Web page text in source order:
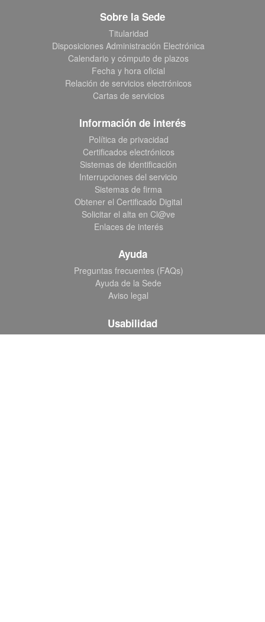
Sobre la Sede
Titularidad
Disposiciones Administración Electrónica
Calendario y cómputo de plazos
Fecha y hora oficial
Relación de servicios electrónicos
Cartas de servicios
Información de interés
Política de privacidad
Certificados electrónicos
Sistemas de identificación
Interrupciones del servicio
Sistemas de firma
Obtener el Certificado Digital
Solicitar el alta en Cl@ve
Enlaces de interés
Ayuda
Preguntas frecuentes (FAQs)
Ayuda de la Sede
Aviso legal
Usabilidad